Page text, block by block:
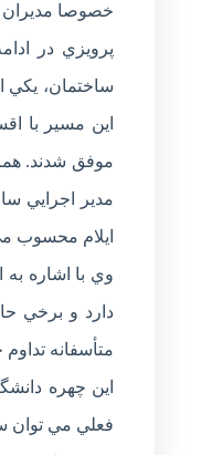
خصوصا مدیران
پرويزي در
ساختمان، يكي
اين مسير با
موفق شدند.
مدير اجرايي
ايلام محسوب
وي با اشاره
دارد و برخي
متأسفانه
اين چهره
فعلي مي توان